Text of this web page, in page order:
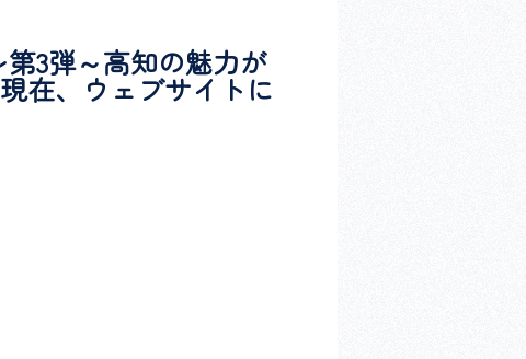
3弾～高知の魅力が
在、ウェブサイトに